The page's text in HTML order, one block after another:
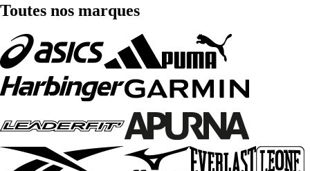
Toutes nos marques